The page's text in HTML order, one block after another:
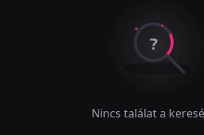
Nincs találat a